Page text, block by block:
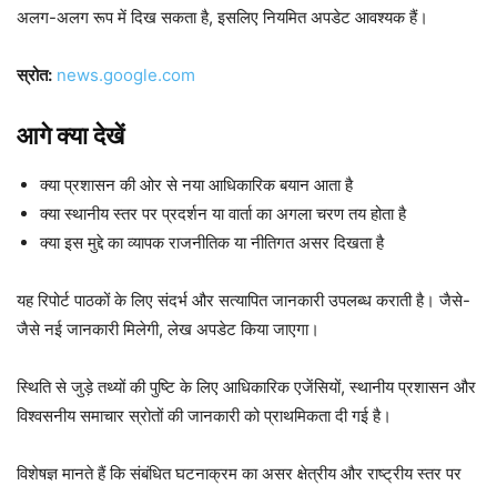
अलग-अलग रूप में दिख सकता है, इसलिए नियमित अपडेट आवश्यक हैं।
स्रोत: news.google.com
आगे क्या देखें
क्या प्रशासन की ओर से नया आधिकारिक बयान आता है
क्या स्थानीय स्तर पर प्रदर्शन या वार्ता का अगला चरण तय होता है
क्या इस मुद्दे का व्यापक राजनीतिक या नीतिगत असर दिखता है
यह रिपोर्ट पाठकों के लिए संदर्भ और सत्यापित जानकारी उपलब्ध कराती है। जैसे-
जैसे नई जानकारी मिलेगी, लेख अपडेट किया जाएगा।
स्थिति से जुड़े तथ्यों की पुष्टि के लिए आधिकारिक एजेंसियों, स्थानीय प्रशासन और
विश्वसनीय समाचार स्रोतों की जानकारी को प्राथमिकता दी गई है।
विशेषज्ञ मानते हैं कि संबंधित घटनाक्रम का असर क्षेत्रीय और राष्ट्रीय स्तर पर